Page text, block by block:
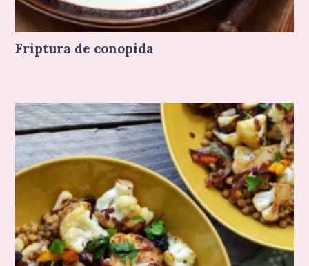
Friptura de conopida